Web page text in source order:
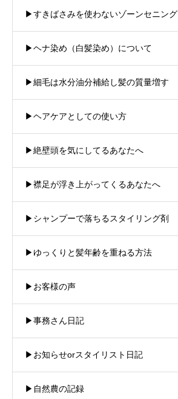
▶︎すきばさみを使わないゾーンセニング
▶︎ヘナ染め（白髪染め）について
▶︎細毛は水分油分補給し髪の質量増す
▶︎ヘアケアとしての使い方
▶︎絶壁頭を気にしてるあなたへ
▶︎襟足が浮き上がってくるあなたへ
▶︎シャンプーで落ちるスタイリング剤
▶︎ゆっくりと髪年齢を重ねる方法
▶︎お客様の声
▶︎事務さん日記
▶︎お知らせorスタイリスト日記
▶︎自然農の記録